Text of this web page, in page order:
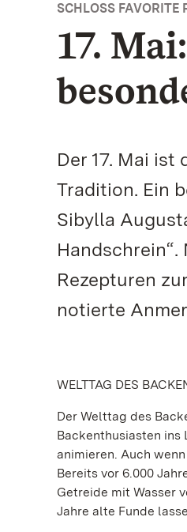
SCHLOSS FAVORITE
17.
Der 17. Mai
Tradition. Ein
Sibylla
Rezepturen
notierte
WELTTAG DES
Der Welttag des
Backenthusiasten ins
animieren. Auch
Bereits vor 6.000
Getreide mit Wasser
Jahre alte Funde